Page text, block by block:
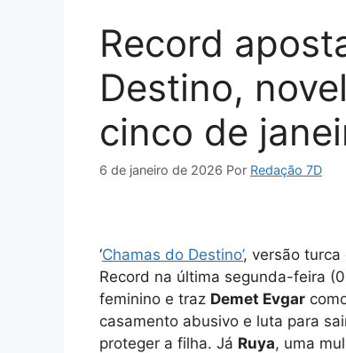
Record
Destino,
cinco de
6 de janeiro de 2026 Por Redação 7D
‘Chamas do Destino’, versão turca
Record na última segunda-feira
feminino e traz Demet Evgar
casamento abusivo e luta para
proteger a filha. Já Ruya, uma